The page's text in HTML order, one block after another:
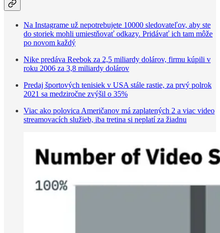
Na Instagrame už nepotrebujete 10000 sledovateľov, aby ste
do storiek mohli umiestňovať odkazy. Pridávať ich tam môže
po novom každý
Nike predáva Reebok za 2,5 miliardy dolárov, firmu kúpili v
roku 2006 za 3,8 miliardy dolárov
Predaj športových tenisiek v USA stále rastie, za prvý polrok
2021 sa medziročne zvýšil o 35%
Viac ako polovica Američanov má zaplatených 2 a viac video
streamovacích služieb, iba tretina si neplatí za žiadnu